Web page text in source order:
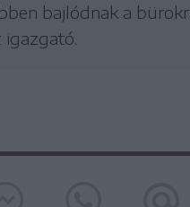
bajlódnak a
igazgató.